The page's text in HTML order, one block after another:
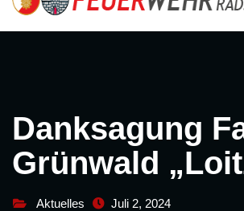
Danksagung
Grünwald
Aktuelles Juli 2, 2024